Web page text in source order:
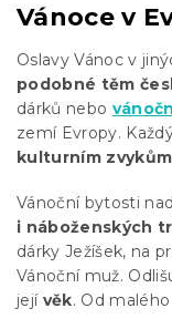
Vánoce v
Oslavy Vánoc v
podobné těm
dárků nebo
zemí Evropy.
kulturním zvykům
Vánoční bytosti
i náboženských
dárky Ježíšek, na
Vánoční muž.
její věk. Od